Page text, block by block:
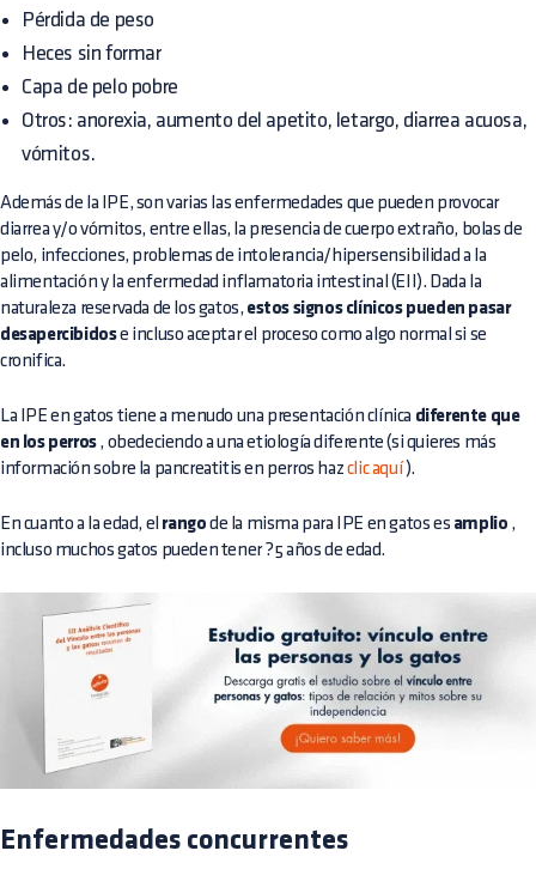
Pérdida de peso
Heces sin formar
Capa de pelo pobre
Otros: anorexia, aumento del apetito, letargo, diarrea acuosa,
vómitos.
Además de la IPE, son varias las enfermedades que pueden provocar
diarrea y/o vómitos, entre ellas, la presencia de cuerpo extraño, bolas de
pelo, infecciones, problemas de intolerancia/hipersensibilidad a la
alimentación y la enfermedad inflamatoria intestinal (EII). Dada la
naturaleza reservada de los gatos, estos signos clínicos pueden pasar
desapercibidose incluso aceptar el proceso como algo normal si se
cronifica.
La IPE en gatos tiene a menudo una presentación clínica diferente que
en los perros, obedeciendo a una etiología diferente (si quieres más
información sobre la pancreatitis en perros haz clic aquí).
En cuanto a la edad, el rango de la misma para IPE en gatos es amplio ,
incluso muchos gatos pueden tener ?5 años de edad.
Enfermedades concurrentes